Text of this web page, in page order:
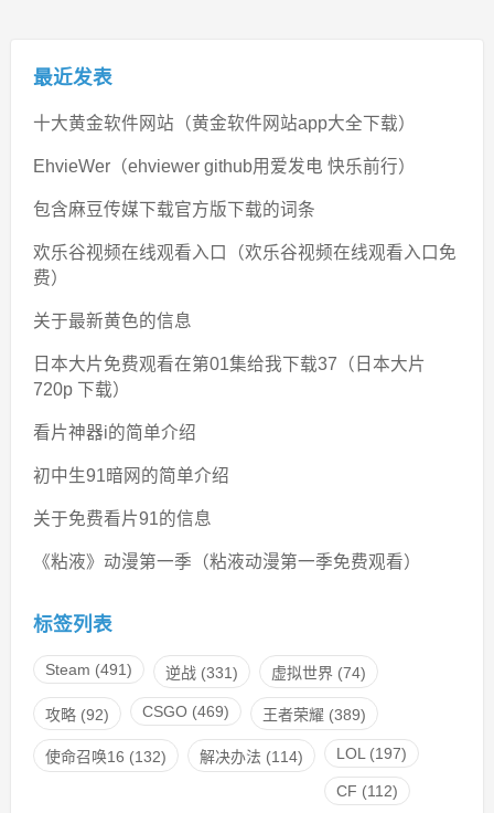
最近发表
十大黄金软件网站（黄金软件网站app大全下载）
EhvieWer（ehviewer github用爱发电 快乐前行）
包含麻豆传媒下载官方版下载的词条
欢乐谷视频在线观看入口（欢乐谷视频在线观看入口免
费）
关于最新黄色的信息
日本大片免费观看在第01集给我下载37（日本大片
720p 下载）
看片神器i的简单介绍
初中生91暗网的简单介绍
关于免费看片91的信息
《粘液》动漫第一季（粘液动漫第一季免费观看）
标签列表
Steam (491) 逆战(331) 虚拟世界(74)
攻略(92) CSGO(469) 王者荣耀 (389)
使命召唤16 (132) 解决办法 (114) LOL (197)
CF (112)